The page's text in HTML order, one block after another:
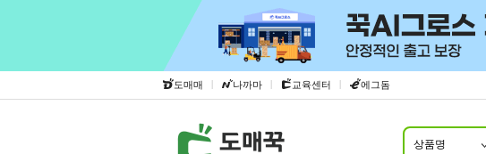
도매매 | 나까마 | 교육센터 | 에그돔
상품명